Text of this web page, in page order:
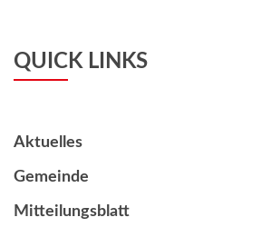
QUICK LINKS
Aktuelles
Gemeinde
Mitteilungsblatt